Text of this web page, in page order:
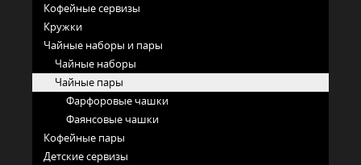
Кофейные сервизы
Кружки
Чайные наборы и пары
Чайные наборы
Чайные пары
Фарфоровые чашки
Фаянсовые чашки
Кофейные пары
Детские сервизы